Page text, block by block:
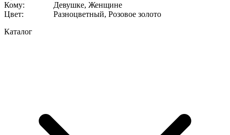
Кому:
Девушке, Женщине
Цвет:
Разноцветный, Розовое золото
Каталог